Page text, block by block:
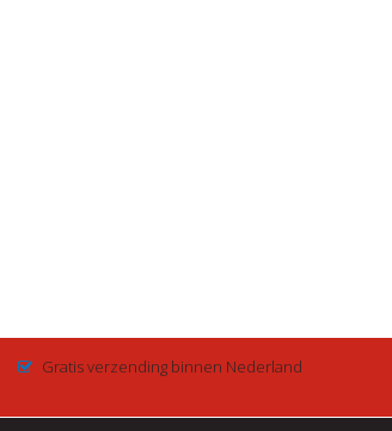
Gratis verzending binnen Nederland